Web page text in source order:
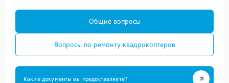
Общие вопросы
Вопросы по ремонту квадрокоптеров
Какие документы вы предоставляете?